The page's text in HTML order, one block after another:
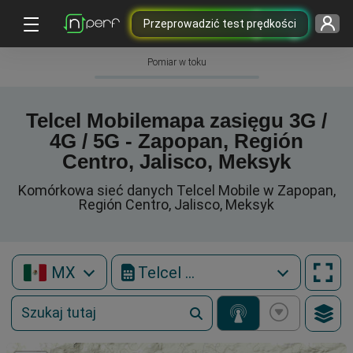
Przeprowadzić test prędkości
Pomiar w toku
Telcel Mobilemapa zasięgu 3G /
4G / 5G - Zapopan, Región
Centro, Jalisco, Meksyk
Komórkowa sieć danych Telcel Mobile w Zapopan,
Región Centro, Jalisco, Meksyk
MX Telcel Mobile